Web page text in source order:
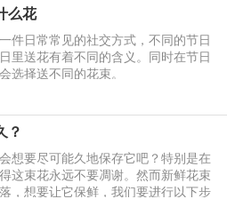
么花
件日常常见的社交方式，不同的节日
里送花有着不同的含义。同时在节日
选择送不同的花束。
？
想要尽可能久地保存它吧？特别是在
这束花永远不要凋谢。然而新鲜花束
，想要让它保鲜，我们要进行以下步